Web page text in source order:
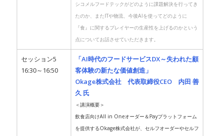
シコメルフードテックがどのように課題解決を行ってき
たのか、またITや物流、今後AIを使ってどのように
『食』に関するプレイヤーの生産性を上げるのかという
点についてお話させていただきます。
セッション5
16:30～16:50
「AI時代のフードサービスDX～失われた顧
客体験の新たな価値創造」
Okage株式会社 代表取締役CEO 内田 善
久 氏
＜講演概要＞
飲食店向けAll in Oneオーダー＆Payプラットフォーム
を提供するOkage株式会社が、セルフオーダーやセルフ